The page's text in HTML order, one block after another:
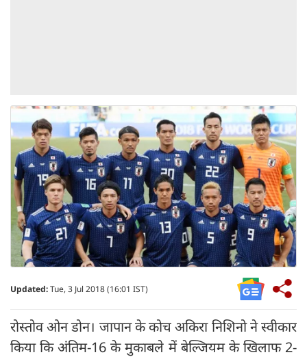
Updated:Tue, 3 Jul 2018 (16:01 IST)
रोस्तोव ओन डोन। जापान के कोच अकिरा निशिनो ने स्वीकार
किया कि अंतिम-16 के मुकाबले में बेल्जियम के खिलाफ 2-